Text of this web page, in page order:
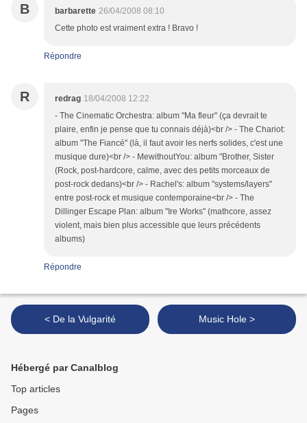
B barbarette 26/04/2008 08:10
Cette photo est vraiment extra ! Bravo !
Répondre
R redrag 18/04/2008 12:22
- The Cinematic Orchestra: album "Ma fleur" (ça devrait te
plaire, enfin je pense que tu connais déjà)<br /> - The Chariot:
album "The Fiancé" (là, il faut avoir les nerfs solides, c'est une
musique dure)<br /> - MewithoutYou: album "Brother, Sister
(Rock, post-hardcore, calme, avec des petits morceaux de
post-rock dedans)<br /> - Rachel's: album "systems/layers"
entre post-rock et musique contemporaine<br /> - The
Dillinger Escape Plan: album "Ire Works" (mathcore, assez
violent, mais bien plus accessible que leurs précédents
albums)
Répondre
< De la Vulgarité Music Hole >
Hébergé par Canalblog
Top articles
Pages